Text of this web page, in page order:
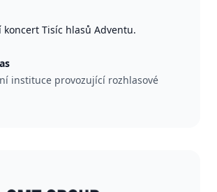
koncert Tisíc hlasů Adventu.
instituce provozující rozhlasové